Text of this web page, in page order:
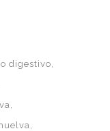
digestivo